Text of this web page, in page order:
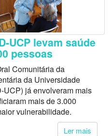
UCP levam saúde
pessoas
Comunitária da
da Universidade
UCP) já envolveram mais
mais de 3.000
vulnerabilidade.
Ler mais